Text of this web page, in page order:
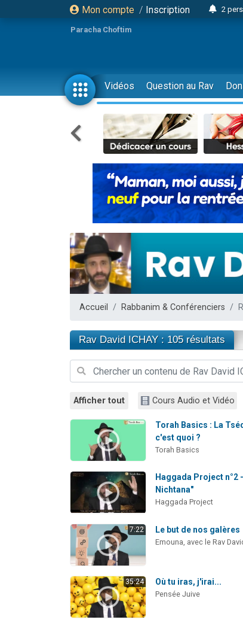
Mon compte / Inscription
2
3
11
3
Il
2
29
Il
2
6
2
17
4
Eva
Eli
Paracha Choftim
Vidéos Question au Rav
Accueil Rabbanim & Conférenciers
Rav David ICHAY : 105 résultats
Afficher tout Cours Audio et Vidéo
Torah Basics : La
c'est quoi ?
Torah Basics
Haggada Project n°2
Nichtana"
Haggada Project
7:22 Le but de nos galères
Emouna, avec le Rav
35:24 Où tu iras, j'irai...
Pensée Juive